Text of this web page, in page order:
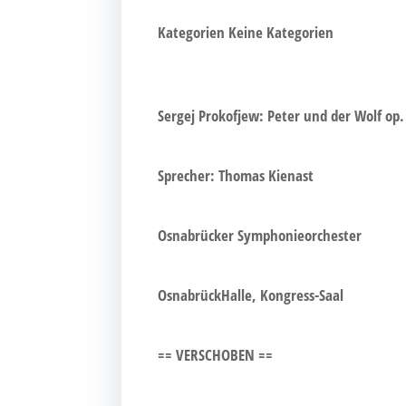
Kate­go­rien Kei­ne Kategorien
Ser­gej Pro­kof­jew: Peter und der Wolf
Spre­cher: Tho­mas Kienast
Osna­brü­cker Symphonieorchester
Osna­brück­Hal­le, Kongress-Saal
== VERSCHOBEN ==